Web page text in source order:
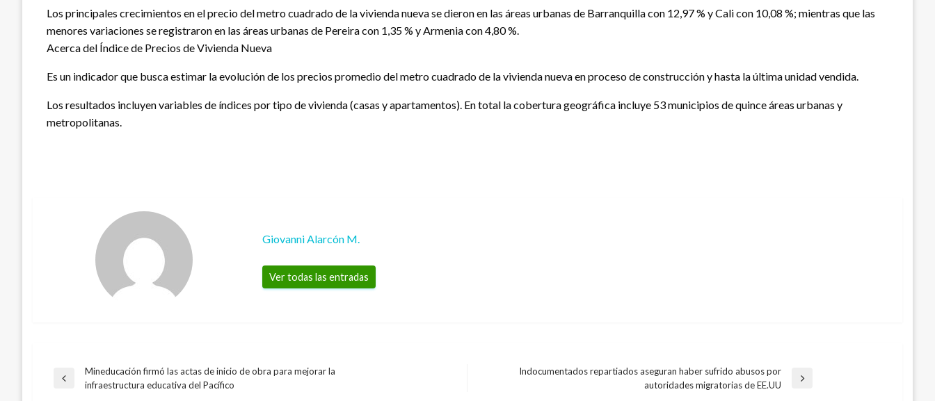
Los principales crecimientos en el precio del metro cuadrado de la vivienda nueva se dieron en las áreas urbanas de Barranquilla con 12,97 % y Cali con 10,08 %; mientras que las
menores variaciones se registraron en las áreas urbanas de Pereira con 1,35 % y Armenia con 4,80 %.
Acerca del Índice de Precios de Vivienda Nueva
Es un indicador que busca estimar la evolución de los precios promedio del metro cuadrado de la vivienda nueva en proceso de construcción y hasta la última unidad vendida.
Los resultados incluyen variables de índices por tipo de vivienda (casas y apartamentos). En total la cobertura geográfica incluye 53 municipios de quince áreas urbanas y
metropolitanas.
Giovanni Alarcón M.
Ver todas las entradas
Navegación
Entrada
Mineducación firmó las actas de inicio de obra para mejorar la
infraestructura educativa del Pacífico
Indocumentados repartiados aseguran haber sufrido abusos por
autoridades migratorias de EE.UU